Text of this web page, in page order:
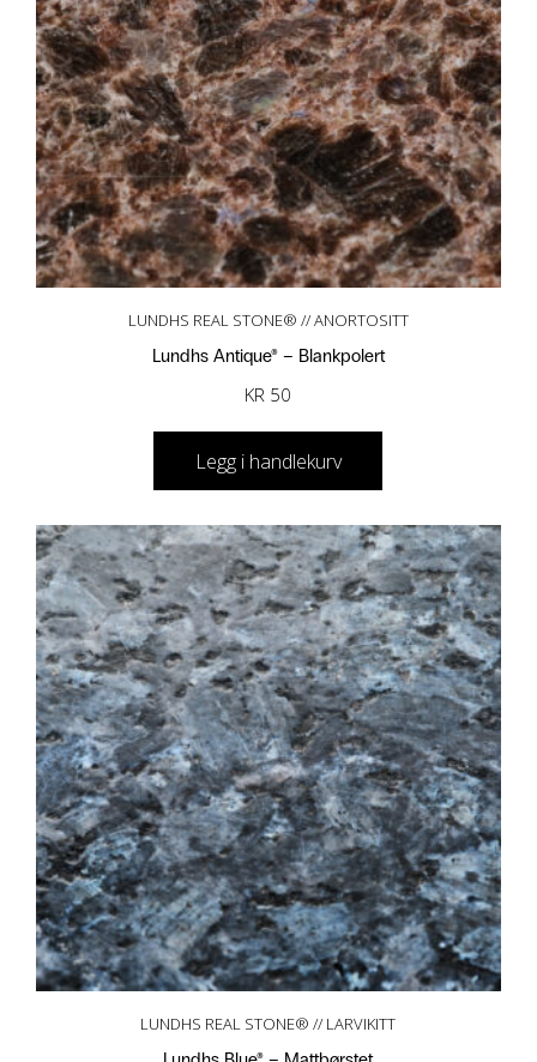
LUNDHS REAL STONE® // ANORTOSITT
Lundhs Antique® – Blankpolert
KR 50
Legg i handlekurv
LUNDHS REAL STONE® // LARVIKITT